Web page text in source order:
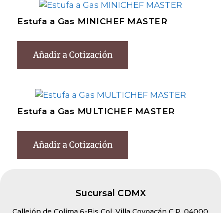
Estufa a Gas MINICHEF MASTER
Añadir a Cotización
Estufa a Gas MULTICHEF MASTER
Añadir a Cotización
Sucursal CDMX